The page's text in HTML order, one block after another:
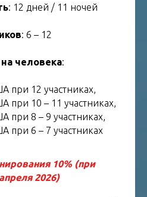
: 12 дней / 11 ночей
: 6 – 12
человека:
при 12 участниках,
при 10 – 11 участниках,
при 8 – 9 участниках,
при 6 – 7 участниках
10% (при
2026)